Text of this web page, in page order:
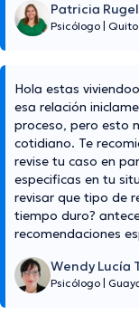
Patricia
Psicólogo Quito
Hola estas
esa relación
proceso, pero esto
cotidiano. Te
revise tu caso en
especificas en tu
revisar que tipo de
tiempo duro?
recomendaciones
Wendy Lucía
Psicólogo